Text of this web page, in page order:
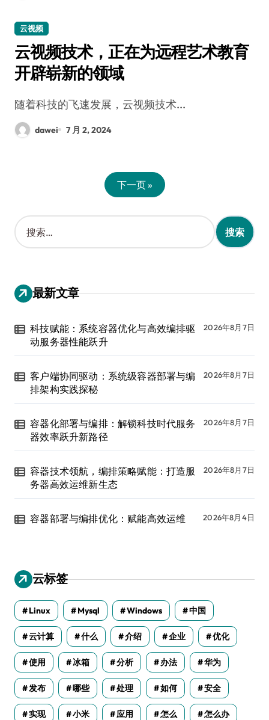
云视频
云视频技术，正在为远程艺术教育
开辟崭新的领域
随着科技的飞速发展，云视频技术...
dawei 7 月 2, 2024
下一页 »
搜
索
：
最新文章
科技赋能：系统容器优化与高效编排驱
动服务器性能跃升
2026年8月7日
客户端协同驱动：系统级容器部署与编
排架构实践探秘
2026年8月7日
容器化部署与编排：解锁科技时代服务
器效率跃升新路径
2026年8月7日
容器技术领航，编排策略赋能：打造服
务器高效运维新生态
2026年8月7日
容器部署与编排优化：赋能高效运维 2026年8月4日
云标签
Linux Mysql Windows 中国
云计算 什么 介绍 企业 优化
使用 冰箱 分析 办法 华为
发布 哪些 处理 如何 安全
实现 小米 应用 怎么 怎么办